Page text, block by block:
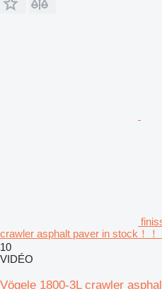
crawler asphalt paver in stock！！
10
VIDÉO
Vögele 1800-3L crawler